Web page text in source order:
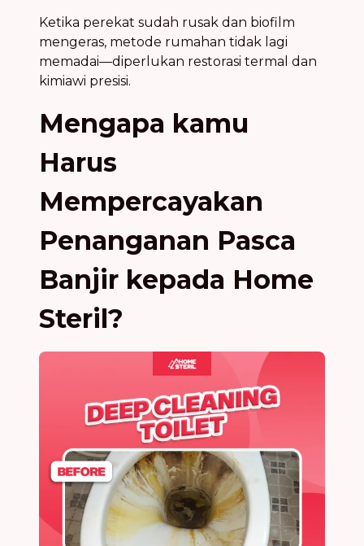
Ketika perekat sudah rusak dan biofilm
mengeras, metode rumahan tidak lagi
memadai—diperlukan restorasi termal dan
kimiawi presisi.
Mengapa kamu
Harus
Mempercayakan
Penanganan Pasca
Banjir kepada Home
Steril?